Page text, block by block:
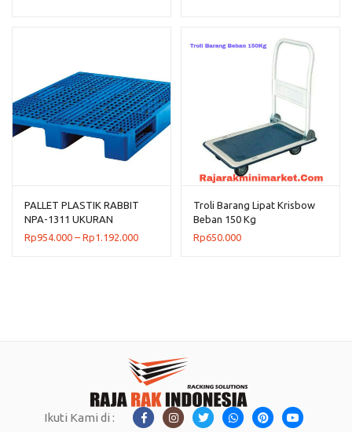
PALLET PLASTIK RABBIT
NPA-1311 UKURAN
130x110x16 CM, JUAL
Rp954.000 – Rp1.192.000Rentang
Troli Barang Lipat Krisbow
Beban 150 Kg
Rp650.000
Ikuti Kami di :